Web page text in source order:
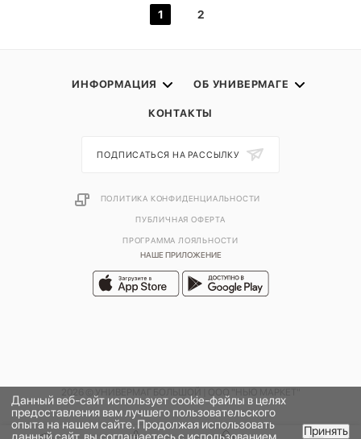
1 2
ИНФОРМАЦИЯ ОБ УНИВЕРМАГЕ
КОНТАКТЫ
НАШЕ ПРИЛОЖЕНИЕ
ПОДПИСАТЬСЯ НА РАССЫЛКУ
ПОЛИТИКА КОНФИДЕНЦИАЛЬНОСТИ
ПУБЛИЧНАЯ ОФЕРТА
ПРОГРАММА ЛОЯЛЬНОСТИ
Данный веб-сайт использует cookie-файлы в целях
предоставления вам лучшего пользовательского
опыта на нашем сайте. Продолжая использовать
Принять